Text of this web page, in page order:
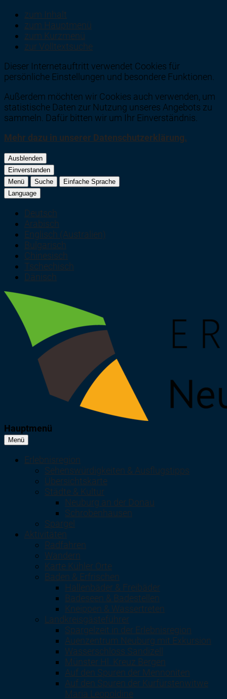
zum Inhalt
zum Hauptmenü
zum Kurzmenü
zur Volltextsuche
Dieser Internetauftritt verwendet Cookies für
persönliche Einstellungen und besondere Funktionen.
Außerdem möchten wir Cookies auch verwenden, um
statistische Daten zur Nutzung unseres Angebots zu
sammeln. Dafür bitten wir um Ihr Einverständnis.
Mehr dazu in unserer Datenschutzerklärung.
Ausblenden
Einverstanden
Menü
Suche
Einfache Sprache
Language
Deutsch
Arabisch
Englisch (Australien)
Bulgarisch
Chinesisch
Tschechisch
Dänisch
Hauptmenü
Menü
Erlebnisregion
Sehenswürdigkeiten & Ausflugstipps
Übersichtskarte
Städte & Kultur
Neuburg an der Donau
Schrobenhausen
Spargel
Aktivitäten
Radfahren
Wandern
Karte Kühler Orte
Baden & Erfrischen
Hallenbäder & Freibäder
Badeseen & Badestellen
Kneippen & Wassertreten
Landkreisgästeführer
Spargelzeit in der Erlebnisregion
Auenzentrum Neuburg mit Exkursion
Wasserschloss Sandizell
Münster Hl. Kreuz Bergen
Auf den Spuren der Mennoniten
Auf den Spuren der Kurfürstenwitwe
Maria Leopoldine